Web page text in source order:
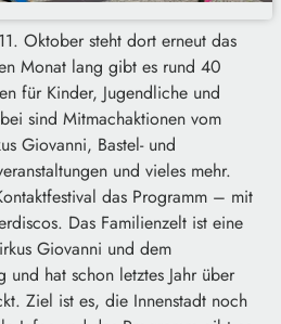
Oktober steht dort erneut das
Monat lang gibt es rund 40
für Kinder, Jugendliche und
sind Mitmachaktionen vom
Giovanni, Bastel- und
und vieles mehr.
das Programm – mit
Das Familienzelt ist eine
Giovanni und dem
und hat schon letztes Jahr über
Ziel ist es, die Innenstadt noch